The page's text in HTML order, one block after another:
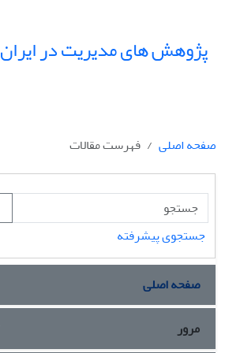
پژوهش های مدیریت در ایران
صفحه اصلی
فهرست مقالات
جستجوی پیشرفته
صفحه اصلی
مرور